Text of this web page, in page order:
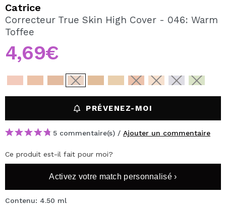
En créant un compte sur Maquibeauty.fr vous pourrez
effectuer vos achats rapidement, vérifier l'état de vos
CRÉER UN COMPTE
Catrice
Correcteur True Skin High Cover - 046: Warm
Toffee
4,69€
PRÉVENEZ-MOI
5 commentaire(s) / Ajouter un commentaire
Ce produit est-il fait pour moi?
Activez votre match personnalisé ›
Contenu: 4.50 ml